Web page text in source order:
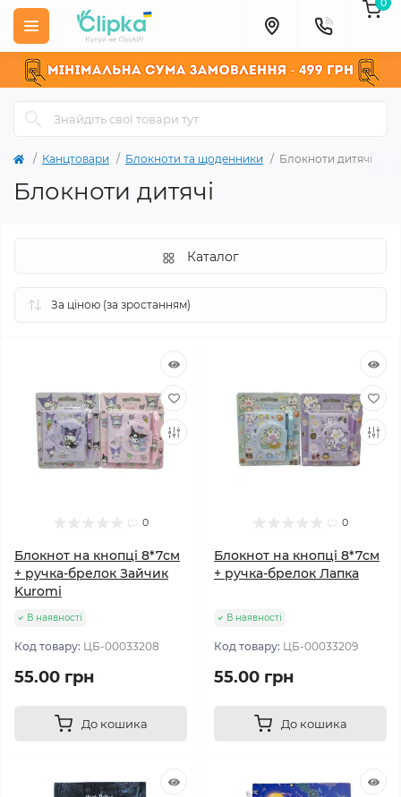
Канцтовари Блокноти та щоденники Блокноти дитячі
Блокноти дитячі
Каталог
0
Блокнот на кнопці 8*7см
+ ручка-брелок Зайчик
Kuromi
В наявності
Код товару: ЦБ-00033208
55.00 грн
До кошика
0
Блокнот на кнопці 8*7см
+ ручка-брелок Лапка
В наявності
Код товару: ЦБ-00033209
55.00 грн
До кошика